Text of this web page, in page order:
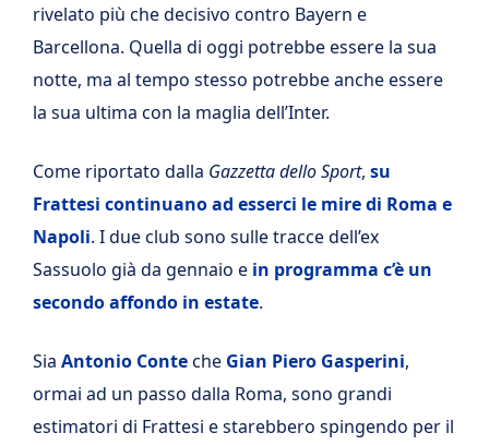
rivelato più che decisivo contro Bayern e
Barcellona. Quella di oggi potrebbe essere la sua
notte, ma al tempo stesso potrebbe anche essere
la sua ultima con la maglia dell’Inter.
Come riportato dalla Gazzetta dello Sport, su
Frattesi continuano ad esserci le mire di Roma e
Napoli. I due club sono sulle tracce dell’ex
Sassuolo già da gennaio e in programma c’è un
secondo affondo in estate.
Sia Antonio Conteche Gian Piero Gasperini,
ormai ad un passo dalla Roma, sono grandi
estimatori di Frattesi e starebbero spingendo per il